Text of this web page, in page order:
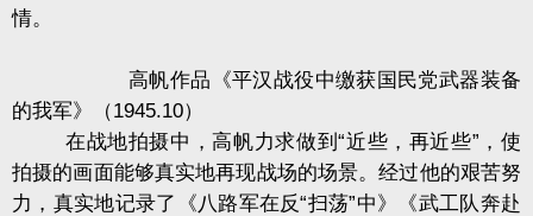
情。
高帆作品《平汉战役中缴获国民党武器装备
的我军》（1945.10）
在战地拍摄中，高帆力求做到“近些，再近些”，使
拍摄的画面能够真实地再现战场的场景。经过他的艰苦努
力，真实地记录了《八路军在反“扫荡”中》《武工队奔赴